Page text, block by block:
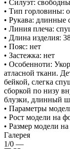
• Силуэт:
• Тип горловины:
• Рукава: длинные
• Линия плеча:
• Длина изделия:
• Пояс: нет
• Застежка: нет
• Особенноти:
атласной ткани.
бейкой, слегка
сборкой по низу
блузки, длинный
• Параметры
• Рост модели на
• Размер модели
Галерея
1/0 —